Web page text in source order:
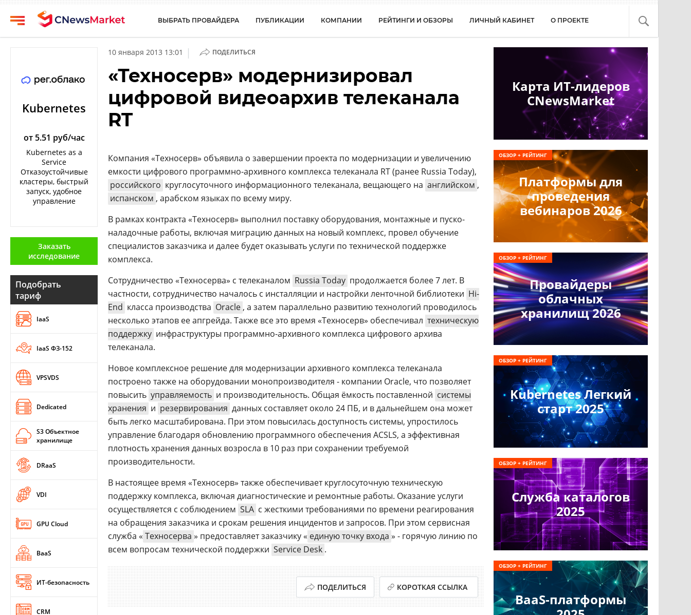
Публикации
обзоры
Личный
кабинет
проекте
Аналитика
Конференции
Техника
издании
Вакансии
Контакты
Telegram
Конференции
Техника
ВЫБРАТЬ ПРОВАЙДЕРА ПУБЛИКАЦИИ КОМПАНИИ РЕЙТИНГИ И ОБЗОРЫ ЛИЧНЫЙ КАБИНЕТ О ПРОЕКТЕ
Kubernetes
от 5.51 руб/час
Kubernetes as a
Service
Отказоустойчивые
кластеры, быстрый
запуск, удобное
управление
Заказать
исследование
Подобрать
тариф
IaaS
IaaS ФЗ-152
VPSVDS
Dedicated
S3 Объектное
хранилище
DRaaS
VDI
GPU Cloud
BaaS
ИТ-безопасность
CRM
10 января 2013 13:01 | ПОДЕЛИТЬСЯ
«Техносерв» модернизировал
цифровой видеоархив телеканала
RT
Компания «Техносерв» объявила о завершении проекта по модернизации и увеличению
емкости цифрового программно-архивного комплекса телеканала RT (ранее Russia Today),
российского круглосуточного информационного телеканала, вещающего на английском ,
испанском , арабском языках по всему миру.
В рамках контракта «Техносерв» выполнил поставку оборудования, монтажные и пуско-
наладочные работы, включая миграцию данных на новый комплекс, провел обучение
специалистов заказчика и далее будет оказывать услуги по технической поддержке
комплекса.
Сотрудничество «Техносерва» с телеканалом Russia Today продолжается более 7 лет. В
частности, сотрудничество началось с инсталляции и настройки ленточной библиотеки Hi-
End класса производства Oracle , а затем параллельно развитию технологий проводилось
несколько этапов ее апгрейда. Также все это время «Техносерв» обеспечивал техническую
поддержку инфраструктуры программно-архивного комплекса цифрового архива
телеканала.
Новое комплексное решение для модернизации архивного комплекса телеканала
построено также на оборудовании монопроизводителя - компании Oracle, что позволяет
повысить управляемость и производительность. Общая ёмкость поставленной системы
хранения и резервирования данных составляет около 24 ПБ, и в дальнейшем она может
быть легко масштабирована. При этом повысилась доступность системы, упростилось
управление благодаря обновлению программного обеспечения ACSLS, а эффективная
плотность хранения данных возросла в 10 раз при сохранении требуемой
производительности.
В настоящее время «Техносерв» также обеспечивает круглосуточную техническую
поддержку комплекса, включая диагностические и ремонтные работы. Оказание услуги
осуществляется с соблюдением SLA с жесткими требованиями по времени реагирования
на обращения заказчика и срокам решения инцидентов и запросов. При этом сервисная
служба « Техносерва » предоставляет заказчику « единую точку входа » - горячую линию по
всем вопросам технической поддержки Service Desk .
ПОДЕЛИТЬСЯ КОРОТКАЯ ССЫЛКА
Карта ИТ-лидеров
CNewsMarket
Платформы для
проведения
вебинаров 2026
ОБЗОР + РЕЙТИНГ
Провайдеры
облачных
хранилищ 2026
ОБЗОР + РЕЙТИНГ
Kubernetes Легкий
старт 2025
ОБЗОР + РЕЙТИНГ
Служба каталогов
2025
ОБЗОР + РЕЙТИНГ
BaaS-платформы
ОБЗОР + РЕЙТИНГ